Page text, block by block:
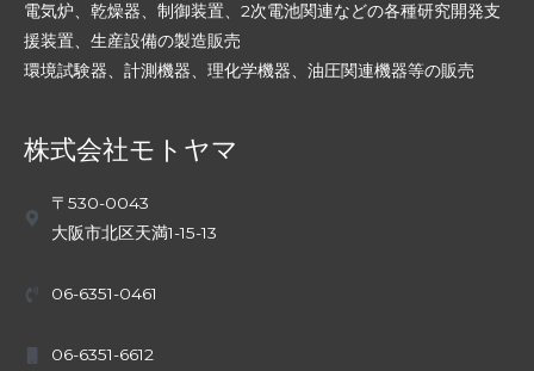
電気炉、乾燥器、制御装置、2次電池関連などの各種研究開発支
援装置、生産設備の製造販売
環境試験器、計測機器、理化学機器、油圧関連機器等の販売
株式会社モトヤマ
〒530-0043
大阪市北区天満1-15-13
06-6351-0461
06-6351-6612